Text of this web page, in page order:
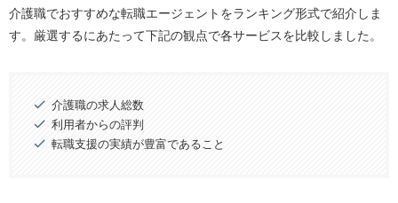
介護職でおすすめな転職エージェントをランキング形式で紹介しま
す。厳選するにあたって下記の観点で各サービスを比較しました。
介護職の求人総数
利用者からの評判
転職支援の実績が豊富であること